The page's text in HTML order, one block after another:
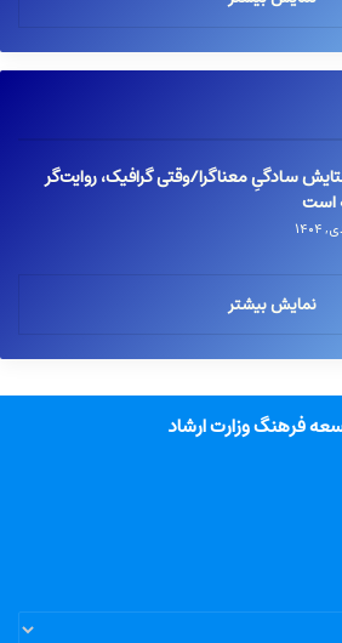
سادگیِ معناگرا/وقتی گرافیک، روایت‌گر
است
نمایش بیشتر
فرهنگ وزارت ارشاد